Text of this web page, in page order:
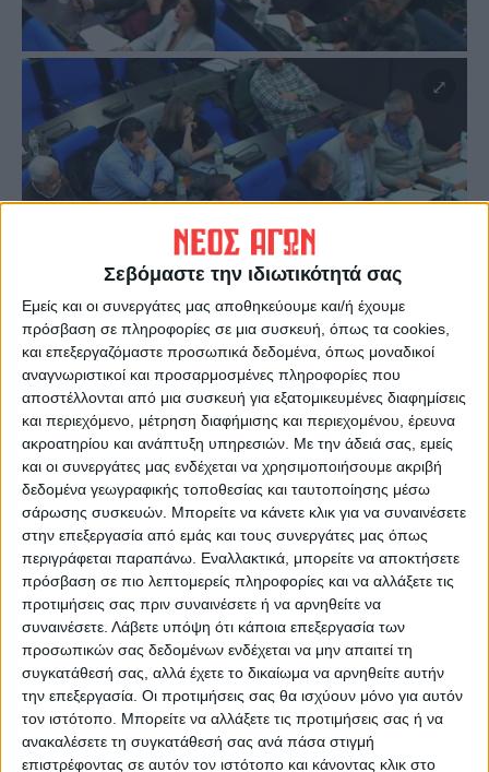
Σεβόμαστε την ιδιωτικότητά σας
Εμείς και οι συνεργάτες μας αποθηκεύουμε και/ή έχουμε
πρόσβαση σε πληροφορίες σε μια συσκευή, όπως τα cookies,
και επεξεργαζόμαστε προσωπικά δεδομένα, όπως μοναδικοί
αναγνωριστικοί και προσαρμοσμένες πληροφορίες που
αποστέλλονται από μια συσκευή για εξατομικευμένες διαφημίσεις
και περιεχόμενο, μέτρηση διαφήμισης και περιεχομένου, έρευνα
ακροατηρίου και ανάπτυξη υπηρεσιών. Με την άδειά σας, εμείς
και οι συνεργάτες μας ενδέχεται να χρησιμοποιήσουμε ακριβή
δεδομένα γεωγραφικής τοποθεσίας και ταυτοποίησης μέσω
σάρωσης συσκευών. Μπορείτε να κάνετε κλικ για να συναινέσετε
στην επεξεργασία από εμάς και τους συνεργάτες μας όπως
περιγράφεται παραπάνω. Εναλλακτικά, μπορείτε να αποκτήσετε
πρόσβαση σε πιο λεπτομερείς πληροφορίες και να αλλάξετε τις
προτιμήσεις σας πριν συναινέσετε ή να αρνηθείτε να
συναινέσετε. Λάβετε υπόψη ότι κάποια επεξεργασία των
προσωπικών σας δεδομένων ενδέχεται να μην απαιτεί τη
συγκατάθεσή σας, αλλά έχετε το δικαίωμα να αρνηθείτε αυτήν
την επεξεργασία. Οι προτιμήσεις σας θα ισχύουν μόνο για αυτόν
τον ιστότοπο. Μπορείτε να αλλάξετε τις προτιμήσεις σας ή να
ανακαλέσετε τη συγκατάθεσή σας ανά πάσα στιγμή
επιστρέφοντας σε αυτόν τον ιστότοπο και κάνοντας κλικ στο
Επί του θέματος προχώρησε ενημέρωση ο
εντεταλμένος Περιφερειακός Σύμβουλος
Αθανάσιος Τσιάρας λέγοντας ότι τα βάθρα
για την τοποθέτηση της γέφυρας
κατασκευάστηκαν το 2010 με
χρηματοδότηση από το Υπ. Εσωτερικών. Τα
βάθρα αυτά είχαν αποφανθεί οι μηχανικοί
που επισκέφθηκαν ο σημείο δεν επαρκούν
να σηκώσουν το φορτίο μιας γέφυρας
τύπου Μπέλεϋ.
Τα βάθρα δεν αντέχουν το φορτίο
Ο κ. Τσιαρας αναφέρηε στην επίσκεψη που
πραγματοποίησε ο Αντιπεριφερειάρχης Π.Ε.
Καρδίτσας Κώστας Τέλιος με μηχανικούς
της Διευθυντής Τεχνικών Έργων Καρδίτσας